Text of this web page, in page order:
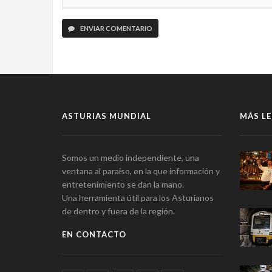
ENVIAR COMENTARIO
ASTURIAS MUNDIAL
Somos un medio independiente, una
ventana al paraíso, en la que información y
entretenimiento se dan la mano.
Una herramienta útil para los Asturianos
de dentro y fuera de la región.
EN CONTACTO
MÁS